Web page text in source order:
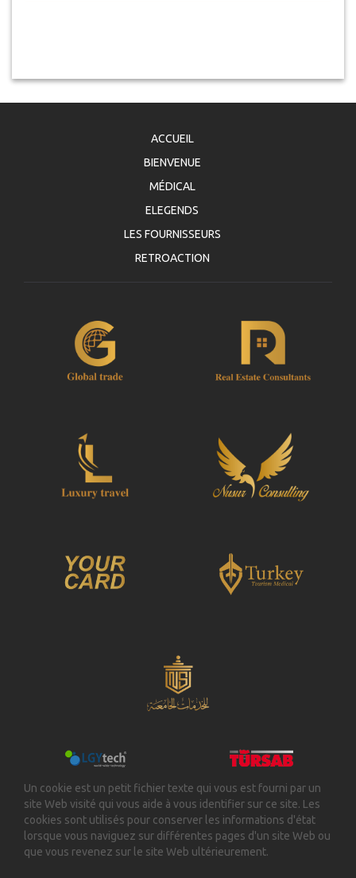
ACCUEIL
BIENVENUE
MÉDICAL
ELEGENDS
LES FOURNISSEURS
RETROACTION
Un cookie est un petit fichier texte qui vous est fourni par un
site Web visité qui vous aide à vous identifier sur ce site. Les
cookies sont utilisés pour conserver les informations d'état
lorsque vous naviguez sur différentes pages d'un site Web ou
que vous revenez sur le site Web ultérieurement.